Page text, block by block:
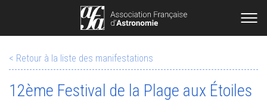
< Retour à la liste des manifestations
12ème Festival de la Plage aux Étoiles